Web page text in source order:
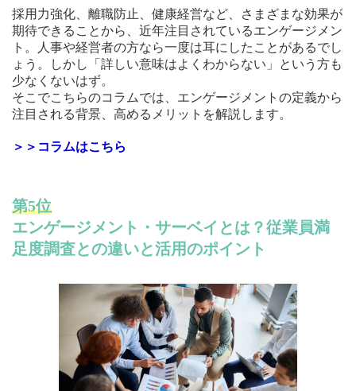
採用力強化、離職防止、健康経営など、さまざまな効果が
期待できることから、近年注目されているエンゲージメン
ト。人事や経営者の方なら一度は耳にしたことがあるでし
ょう。しかし「詳しい意味はよくわからない」という方も
少なくないはず。
そこでこちらのコラムでは、エンゲージメントの定義から
注目される背景、高めるメリットを解説します。
＞＞コラムはこちら
第5位
エンゲージメント・サーベイとは？従業員満
足度調査との違いと活用のポイント